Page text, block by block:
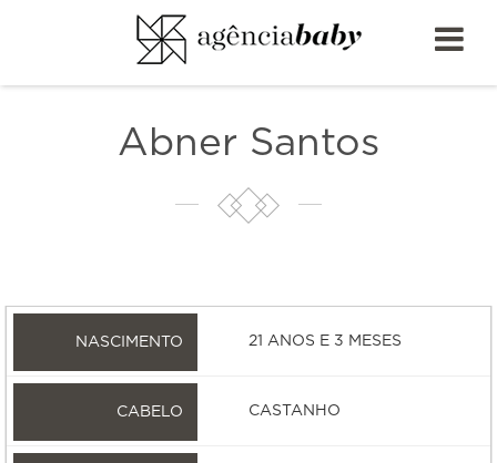
Abner Santos
21 ANOS E 3 MESES
CASTANHO